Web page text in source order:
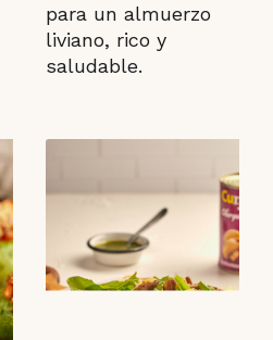
para un almuerzo
liviano, rico y
saludable.